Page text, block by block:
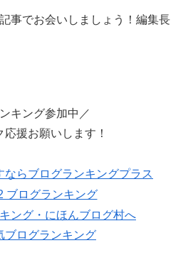
事でお会いしましょう！編集長
キング参加中／
応援お願いします！